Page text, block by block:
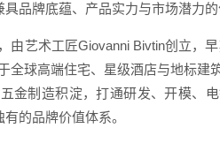
品牌底蕴、产品实力与市场潜力的
由艺术工匠Giovanni Bivtin创立，
全球高端住宅、星级酒店与地标建
金制造积淀，打通研发、开模、
的品牌价值体系。